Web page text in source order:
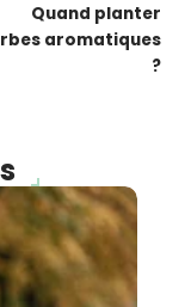
Quand planter
aromatiques
?